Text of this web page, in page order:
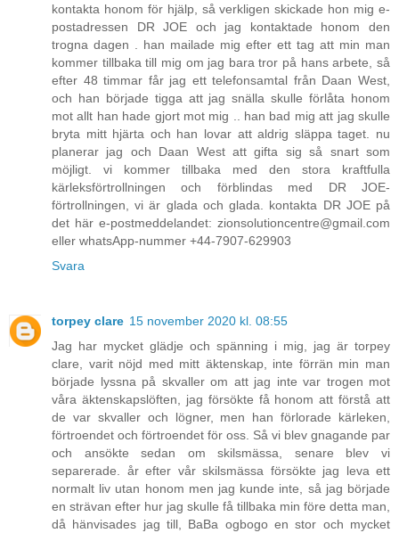
kontakta honom för hjälp, så verkligen skickade hon mig e-
postadressen DR JOE och jag kontaktade honom den
trogna dagen . han mailade mig efter ett tag att min man
kommer tillbaka till mig om jag bara tror på hans arbete, så
efter 48 timmar får jag ett telefonsamtal från Daan West,
och han började tigga att jag snälla skulle förlåta honom
mot allt han hade gjort mot mig .. han bad mig att jag skulle
bryta mitt hjärta och han lovar att aldrig släppa taget. nu
planerar jag och Daan West att gifta sig så snart som
möjligt. vi kommer tillbaka med den stora kraftfulla
kärleksförtrollningen och förblindas med DR JOE-
förtrollningen, vi är glada och glada. kontakta DR JOE på
det här e-postmeddelandet: zionsolutioncentre@gmail.com
eller whatsApp-nummer +44-7907-629903
Svara
torpey clare 15 november 2020 kl. 08:55
Jag har mycket glädje och spänning i mig, jag är torpey
clare, varit nöjd med mitt äktenskap, inte förrän min man
började lyssna på skvaller om att jag inte var trogen mot
våra äktenskapslöften, jag försökte få honom att förstå att
de var skvaller och lögner, men han förlorade kärleken,
förtroendet och förtroendet för oss. Så vi blev gnagande par
och ansökte sedan om skilsmässa, senare blev vi
separerade. år efter vår skilsmässa försökte jag leva ett
normalt liv utan honom men jag kunde inte, så jag började
en strävan efter hur jag skulle få tillbaka min före detta man,
då hänvisades jag till, BaBa ogbogo en stor och mycket